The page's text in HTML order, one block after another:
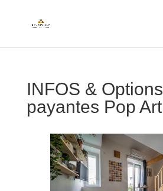
INFOS & Options
payantes Pop Art